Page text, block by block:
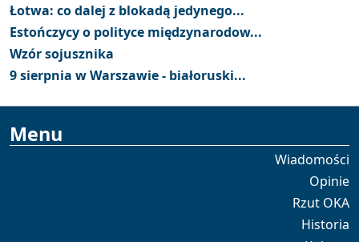
Łotwa: co dalej z blokadą jedynego...
Estończycy o polityce międzynarodow...
Wzór sojusznika
9 sierpnia w Warszawie - białoruski...
Menu
Wiadomości
Opinie
Rzut OKA
Historia